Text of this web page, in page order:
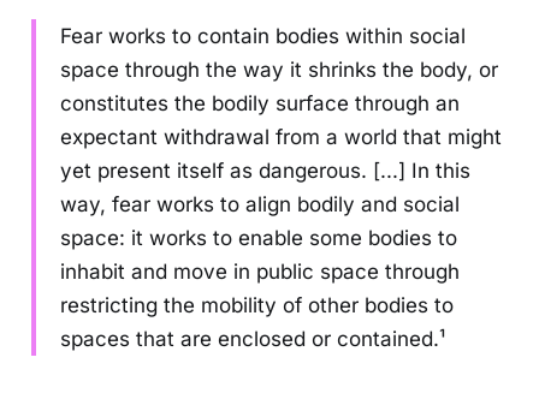
Fear works to contain bodies within social
space through the way it shrinks the body, or
constitutes the bodily surface through an
expectant withdrawal from a world that might
yet present itself as dangerous. [...] In this
way, fear works to align bodily and social
space: it works to enable some bodies to
inhabit and move in public space through
restricting the mobility of other bodies to
spaces that are enclosed or contained.¹